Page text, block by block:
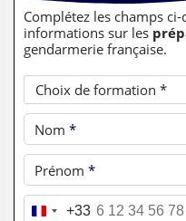
Complétez les champs
informations sur les
gendarmerie française.
Choix de formation *
Nom *
Prénom *
Téléphone *
+33